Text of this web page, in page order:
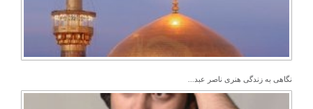
نگاهی به زندگی هنری ناصر عبد...